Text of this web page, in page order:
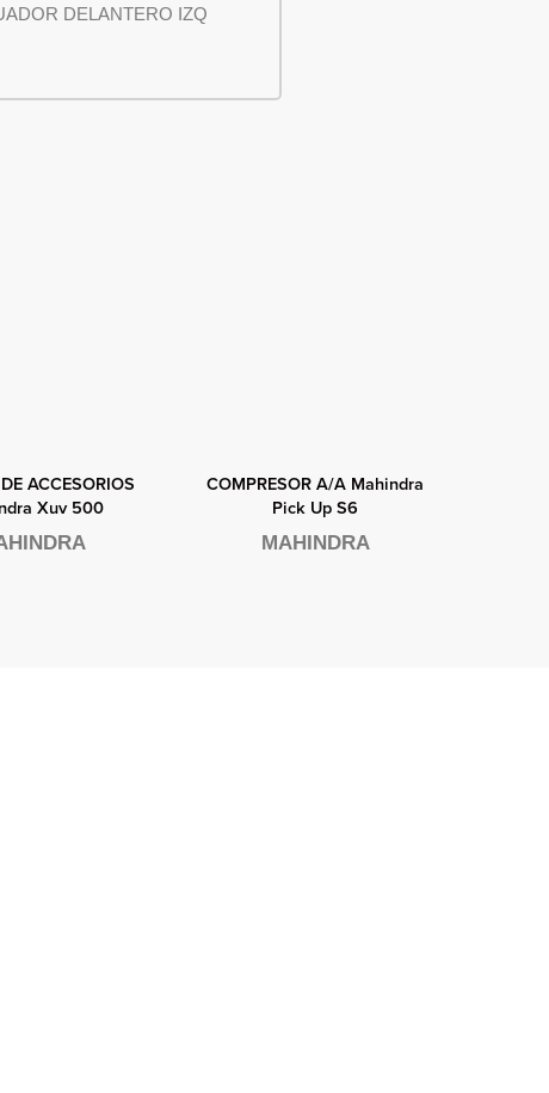
DELANTERO IZQ
rápida
ACCESORIOS
Xuv 500
Vista rápida
COMPRESOR A/A Mahindra
Pick Up S6
MAHINDRA